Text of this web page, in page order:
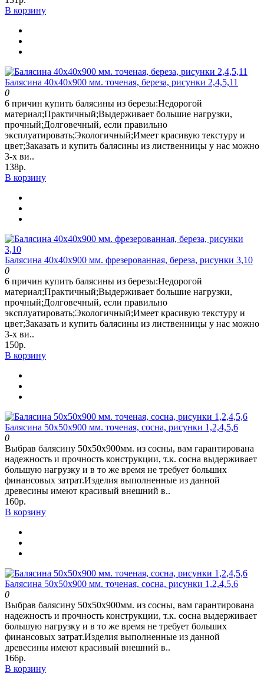
В корзину
Балясина 40х40х900 мм. точеная, береза, рисунки 2,4,5,11
0
6 причин купить балясины из березы:Недорогой
материал;Практичный;Выдерживает большие нагрузки,
прочный;Долговечный, если правильно
эксплуатировать;Экологичный;Имеет красивую текстуру и
цвет;Заказать и купить балясины из лиственницы у нас можно
3-х ви..
138р.
В корзину
Балясина 40х40х900 мм. фрезерованная, береза, рисунки 3,10
0
6 причин купить балясины из березы:Недорогой
материал;Практичный;Выдерживает большие нагрузки,
прочный;Долговечный, если правильно
эксплуатировать;Экологичный;Имеет красивую текстуру и
цвет;Заказать и купить балясины из лиственницы у нас можно
3-х ви..
150р.
В корзину
Балясина 50х50х900 мм. точеная, сосна, рисунки 1,2,4,5,6
0
Выбрав балясину 50х50х900мм. из сосны, вам гарантирована
надежность и прочность конструкции, т.к. сосна выдерживает
большую нагрузку и в то же время не требует больших
финансовых затрат.Изделия выполненные из данной
древесины имеют красивый внешний в..
160р.
В корзину
Балясина 50х50х900 мм. точеная, сосна, рисунки 1,2,4,5,6
0
Выбрав балясину 50х50х900мм. из сосны, вам гарантирована
надежность и прочность конструкции, т.к. сосна выдерживает
большую нагрузку и в то же время не требует больших
финансовых затрат.Изделия выполненные из данной
древесины имеют красивый внешний в..
166р.
В корзину